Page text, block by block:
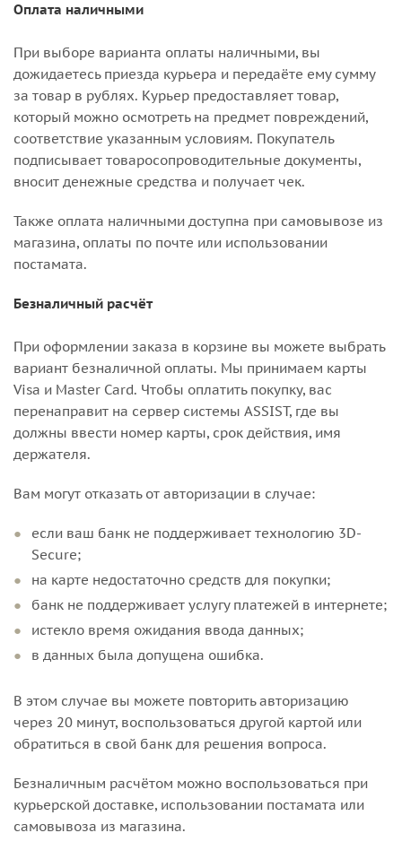
Оплата наличными
При выборе варианта оплаты наличными, вы
дожидаетесь приезда курьера и передаёте ему сумму
за товар в рублях. Курьер предоставляет товар,
который можно осмотреть на предмет повреждений,
соответствие указанным условиям. Покупатель
подписывает товаросопроводительные документы,
вносит денежные средства и получает чек.
Также оплата наличными доступна при самовывозе из
магазина, оплаты по почте или использовании
постамата.
Безналичный расчёт
При оформлении заказа в корзине вы можете выбрать
вариант безналичной оплаты. Мы принимаем карты
Visa и Master Card. Чтобы оплатить покупку, вас
перенаправит на сервер системы ASSIST, где вы
должны ввести номер карты, срок действия, имя
держателя.
Вам могут отказать от авторизации в случае:
если ваш банк не поддерживает технологию 3D-
Secure;
на карте недостаточно средств для покупки;
банк не поддерживает услугу платежей в интернете;
истекло время ожидания ввода данных;
в данных была допущена ошибка.
В этом случае вы можете повторить авторизацию
через 20 минут, воспользоваться другой картой или
обратиться в свой банк для решения вопроса.
Безналичным расчётом можно воспользоваться при
курьерской доставке, использовании постамата или
самовывоза из магазина.